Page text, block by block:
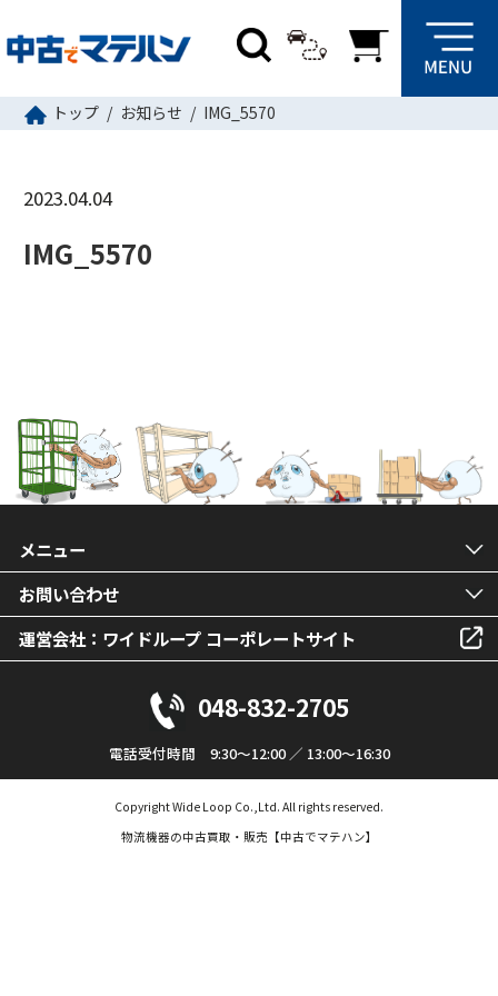
トップ お知らせ IMG_5570
2023.04.04
IMG_5570
メニュー
お問い合わせ
運営会社：ワイドループ コーポレートサイト
048-832-2705
電話受付時間 9:30～12:00 ／ 13:00～16:30
Copyright Wide Loop Co.,Ltd. All rights reserved.
物流機器の中古買取・販売【中古でマテハン】